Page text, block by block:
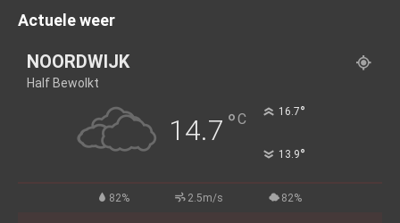
Actuele weer
NOORDWIJK
Half Bewolkt
14.7 °C 16.7°
13.9°
82% 2.5m/s 82%